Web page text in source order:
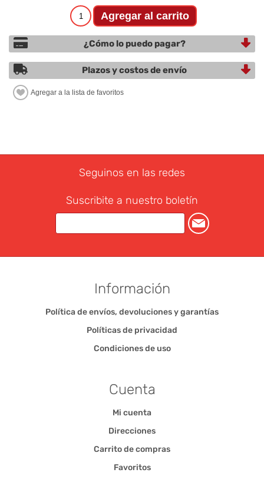
¿Cómo lo puedo pagar?
Plazos y costos de envío
Seguinos en las redes
Suscribite a nuestro boletín
Información
Política de envíos, devoluciones y garantías
Políticas de privacidad
Condiciones de uso
Cuenta
Mi cuenta
Direcciones
Carrito de compras
Favoritos